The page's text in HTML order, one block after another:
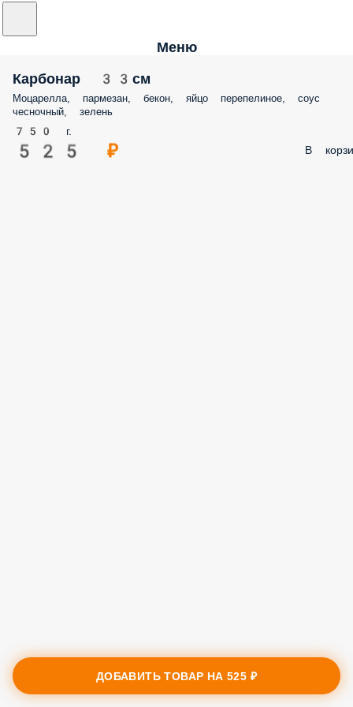
Меню
Карбонар 33см
Моцарелла, пармезан, бекон, яйцо перепелиное, соус
чесночный, зелень
750 г.
525 ₽ В
ДОБАВИТЬ ТОВАР НА525 ₽